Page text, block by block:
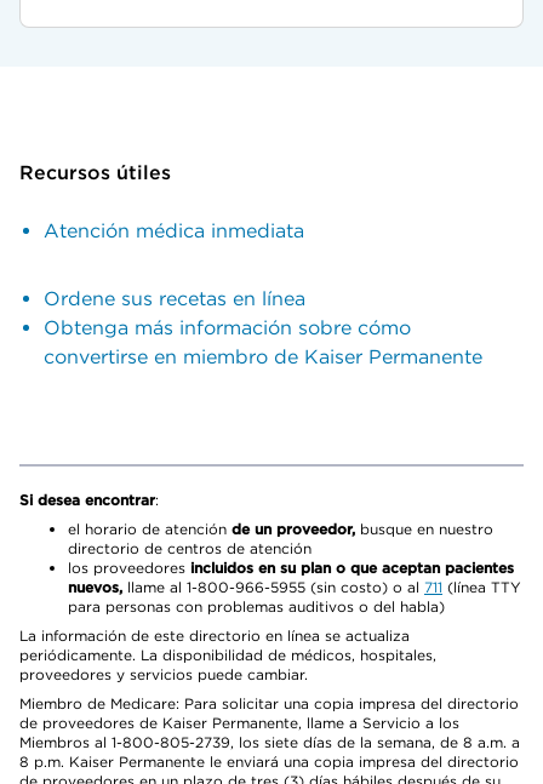
Recursos útiles
Atención médica inmediata
Ordene sus recetas en línea
Obtenga más información sobre cómo
convertirse en miembro de Kaiser Permanente
Si desea encontrar:
el horario de atención de un proveedor, busque en nuestro
directorio de centros de atención
los proveedores incluidos en su plan o que aceptan pacientes
nuevos, llame al 1-800-966-5955 (sin costo) o al 711 (línea TTY
para personas con problemas auditivos o del habla)
La información de este directorio en línea se actualiza
periódicamente. La disponibilidad de médicos, hospitales,
proveedores y servicios puede cambiar.
Miembro de Medicare: Para solicitar una copia impresa del directorio
de proveedores de Kaiser Permanente, llame a Servicio a los
Miembros al 1-800-805-2739, los siete días de la semana, de 8 a.m. a
8 p.m. Kaiser Permanente le enviará una copia impresa del directorio